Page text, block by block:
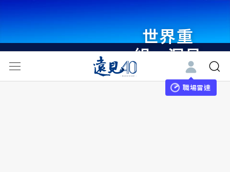
世界重
組・洞見
未來 與
世界領袖
職場雷達